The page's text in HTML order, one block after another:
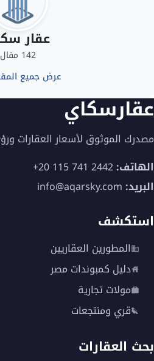
عقار
142 مقال
عرض جميع
عقارسكاي
مصدرك الموثوق لأسعار العقارات
الهاتف:+20 115 741 2442
البريد: info@aqarsky.com
استكشف
المطورين العقاريين
دليل كمبوندات مصر
مولات تجارية
قري ومنتجعات
بحث العقارات